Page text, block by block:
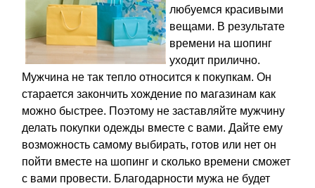
любуемся красивыми
вещами. В результате
времени на шопинг
уходит прилично.
Мужчина не так тепло относится к покупкам. Он
старается закончить хождение по магазинам как
можно быстрее. Поэтому не заставляйте мужчину
делать покупки одежды вместе с вами. Дайте ему
возможность самому выбирать, готов или нет он
пойти вместе на шопинг и сколько времени сможет
с вами провести. Благодарности мужа не будет